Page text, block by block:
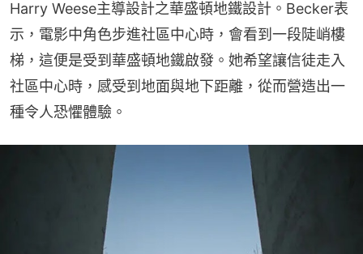
Harry Weese主導設計之華盛頓地鐵設計。Becker表
示，電影中角色步進社區中心時，會看到一段陡峭樓
梯，這便是受到華盛頓地鐵啟發。她希望讓信徒走入
社區中心時，感受到地面與地下距離，從而營造出一
種令人恐懼體驗。